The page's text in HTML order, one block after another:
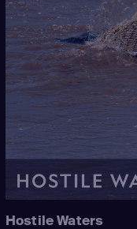
Hostile Waters